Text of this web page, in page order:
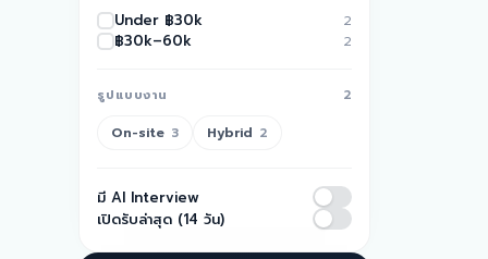
Under ฿30k 2
฿30k–60k 2
รูปแบบงาน 2
On-site 3 Hybrid 2
มี AI Interview
เปิดรับล่าสุด (14 วัน)